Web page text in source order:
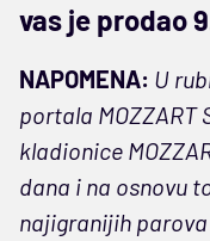
vas je prodao
NAPOMENA: U
portala
kladionice
dana i na osnovu
najigranijih